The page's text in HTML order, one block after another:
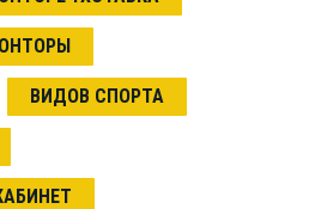
ВИДОВ СПОРТА